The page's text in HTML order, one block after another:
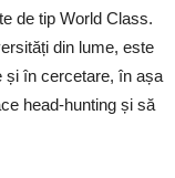
de tip World Class.
din lume, este
și în cercetare, în așa
head-hunting și să